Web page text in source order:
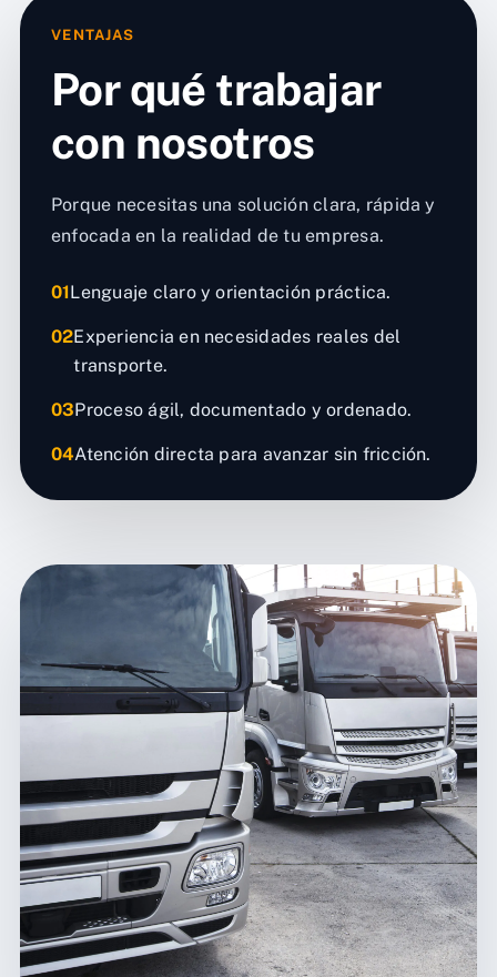
VENTAJAS
Por qué trabajar
con nosotros
Porque necesitas una solución clara, rápida y
enfocada en la realidad de tu empresa.
01Lenguaje claro y orientación práctica.
02Experiencia en necesidades reales del
transporte.
03Proceso ágil, documentado y ordenado.
04Atención directa para avanzar sin fricción.